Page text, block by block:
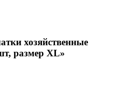
хозяйственные
размер XL»